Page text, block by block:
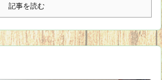
記事を読む